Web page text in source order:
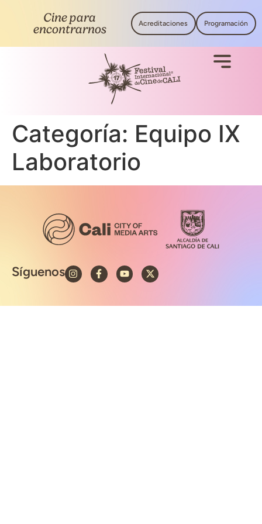
Cine para
encontrarnos
Acreditaciones Programación
Categoría: Equipo IX
Laboratorio
Síguenos